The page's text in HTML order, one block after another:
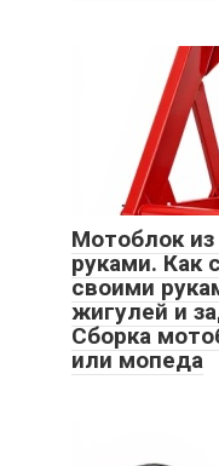
Мотоблок
руками. Как
своими
жигулей и
Сборка
или мопеда